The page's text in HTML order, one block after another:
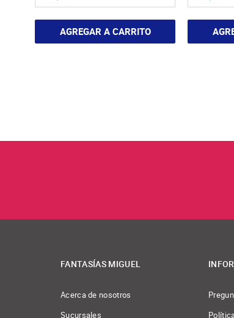
AGREGAR A CARRITO
FANTASÍAS MIGUEL
Acerca de nosotros
Sucursales